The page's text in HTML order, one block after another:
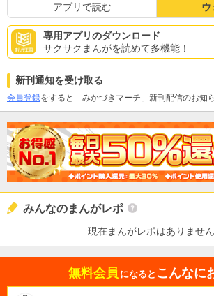
アプリで読む ウ
専用アプリのダウンロード
サクサクまんがを読めて多機能！
新刊通知を受け取る
会員登録をすると「みかづきマーチ」新刊配信のお知
みんなのまんがレポ
現在まんがレポはありません
無料会員 になると こんなに